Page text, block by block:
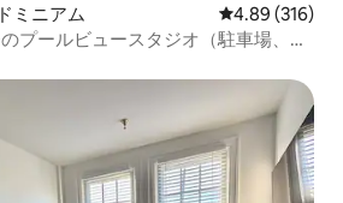
ミニアム レビュー316
4.89 (316)
プールビュースタジオ（駐車場、